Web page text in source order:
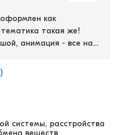
как
такая же!
анимация - все на
и паровой. Медцентр
программы разные,
хорошее.
как положено! Йогой
системы, расстройства
веществ